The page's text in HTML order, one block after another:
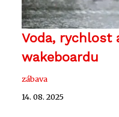
Voda, rychlost
wakeboardu
zábava
14. 08. 2025